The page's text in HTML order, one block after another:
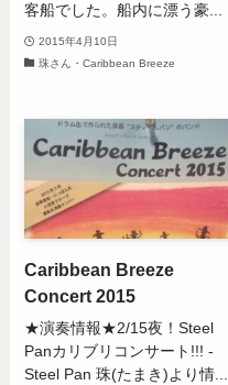
客船でした。船内に漂う豪...
2015年4月10日
珠さん・Caribbean Breeze
Caribbean Breeze
Concert 2015
★演奏情報★2/15夜！Steel
Panカリブリコンサート!!! -
Steel Pan 珠(たまき)より情...